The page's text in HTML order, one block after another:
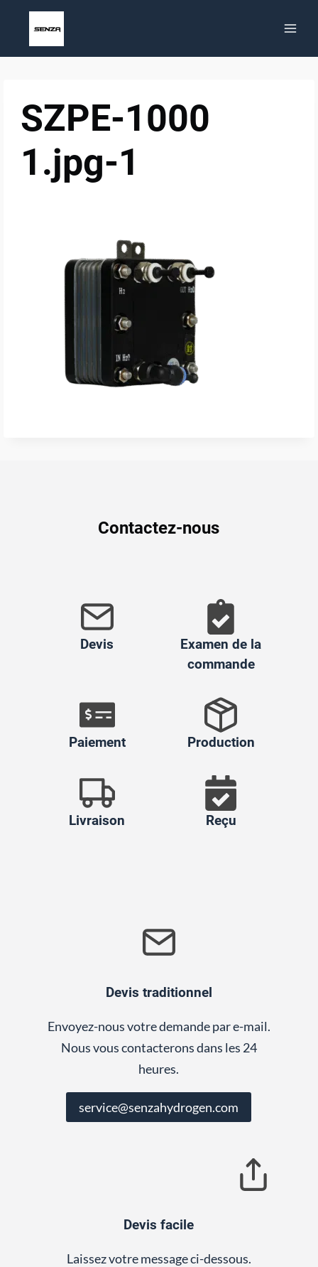
SZPE-1000
1.jpg-1
Contactez-nous
Devis
Examen de la
commande
Paiement Production
Livraison Reçu
Devis traditionnel
Envoyez-nous votre demande par e-mail.
Nous vous contacterons dans les 24
heures.
service@senzahydrogen.com
Devis facile
Laissez votre message ci-dessous.